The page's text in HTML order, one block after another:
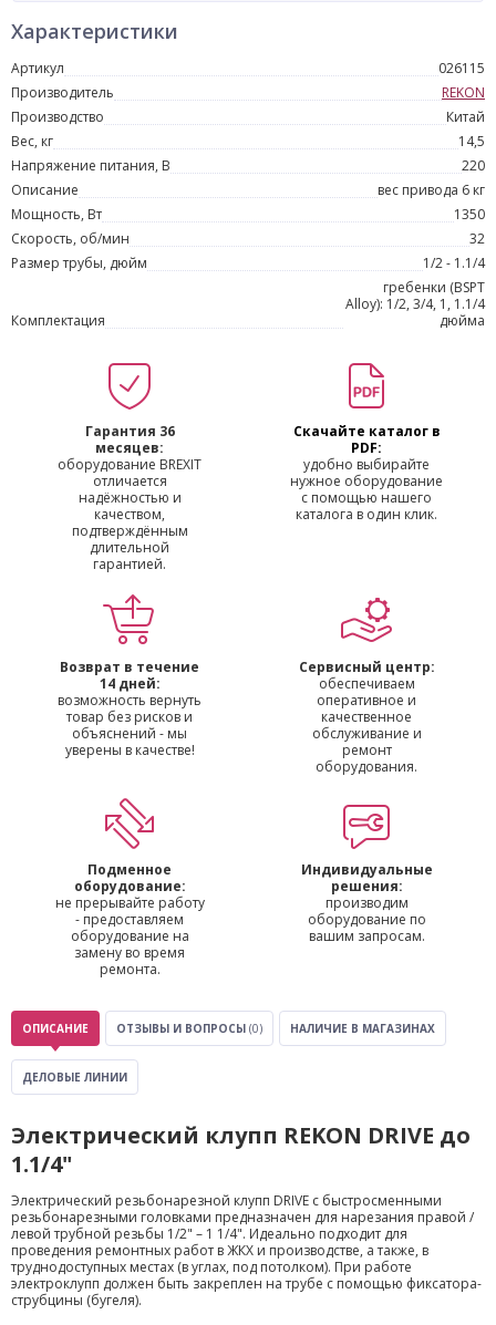
Характеристики
Артикул
026115
Производитель
REKON
Производство
Китай
Вес, кг
14,5
Напряжение питания, В
220
Описание
вес привода 6 кг
Мощность, Вт
1350
Скорость, об/мин
32
Размер трубы, дюйм
1/2 - 1.1/4
Комплектация
гребенки (BSPT
Alloy): 1/2, 3/4, 1, 1.1/4
дюйма
Гарантия 36
месяцев:
оборудование BREXIT
отличается
надёжностью и
качеством,
подтверждённым
длительной
гарантией.
Скачайте каталог в
PDF:
удобно выбирайте
нужное оборудование
с помощью нашего
каталога в один клик.
Возврат в течение
14 дней:
возможность вернуть
товар без рисков и
объяснений - мы
уверены в качестве!
Сервисный центр:
обеспечиваем
оперативное и
качественное
обслуживание и
ремонт
оборудования.
Подменное
оборудование:
не прерывайте работу
- предоставляем
оборудование на
замену во время
ремонта.
Индивидуальные
решения:
производим
оборудование по
вашим запросам.
ОПИСАНИЕ ОТЗЫВЫ И ВОПРОСЫ (0) НАЛИЧИЕ В МАГАЗИНАХ
ДЕЛОВЫЕ ЛИНИИ
Электрический клупп REKON DRIVE до
1.1/4"
Электрический резьбонарезной клупп DRIVE с быстросменными
резьбонарезными головками предназначен для нарезания правой /
левой трубной резьбы 1/2" – 1 1/4". Идеально подходит для
проведения ремонтных работ в ЖКХ и производстве, а также, в
труднодоступных местах (в углах, под потолком). При работе
электроклупп должен быть закреплен на трубе с помощью фиксатора-
струбцины (бугеля).